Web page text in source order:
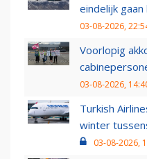
eindelijk
03-08-2026,
Voorlopig
03-08-2026,
Turkish
winter
03-08-2026,